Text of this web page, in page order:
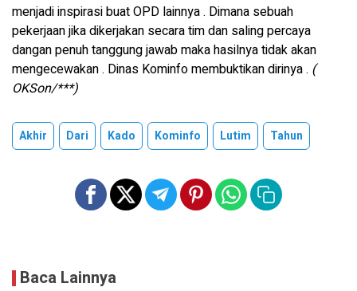
menjadi inspirasi buat OPD lainnya . Dimana sebuah
pekerjaan jika dikerjakan secara tim dan saling percaya
dangan penuh tanggung jawab maka hasilnya tidak akan
mengecewakan . Dinas Kominfo membuktikan dirinya . (
OKSon/***)
Akhir Dari Kado Kominfo Lutim Tahun
Baca Lainnya